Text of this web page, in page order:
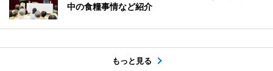
中の食糧事情など紹介
もっと見る